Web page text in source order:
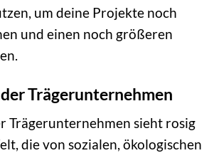
um deine Projekte noch
und einen noch größeren
Trägerunternehmen
Trägerunternehmen sieht rosig
die von sozialen, ökologischen